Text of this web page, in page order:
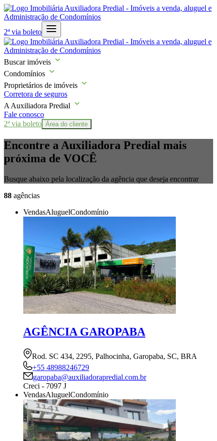
2ª via boleto
Buscar imóveis
Condomínios
Proprietários de imóveis
Corretora de seguros
A Auxiliadora Predial
Fale conosco
2ª via boleto Área do cliente
Encontre a Auxiliadora Predial mais
próxima de VOCÊ
Busque abaixo pela localização da agência que deseja encontrar
88 agências
VendasAluguelCondomínio
AGÊNCIA GAROPABA
Rod. SC 434, 2295, Palhocinha, Garopaba, SC, BRA
+55 48988246729
garopaba@auxiliadorapredial.com.br
Creci - 7097 J
VendasAluguelCondomínio